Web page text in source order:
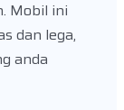
Mobil ini
dan lega,
anda